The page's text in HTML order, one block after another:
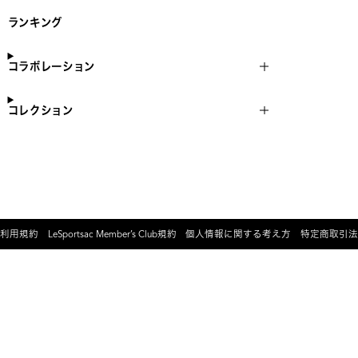
ランキング
コラボレーション
コレクション
利用規約 LeSportsac Member’s Club規約 個人情報に関する考え方 特定商取引